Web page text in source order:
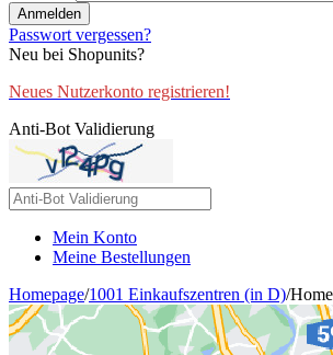
Anmelden
Passwort vergessen?
Neu bei Shopunits?
Neues Nutzerkonto registrieren!
Anti-Bot Validierung
Mein Konto
Meine Bestellungen
Homepage/1001 Einkaufszentren (in D)/